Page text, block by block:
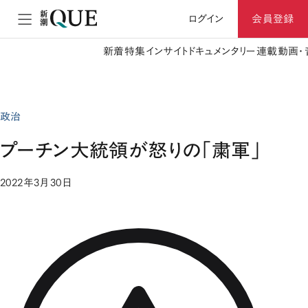
ログイン 会員登録
新着特集 インサイト ドキュメンタリー 連載動画
政治
プーチン大統領が怒りの「粛軍」
2022年3月30日